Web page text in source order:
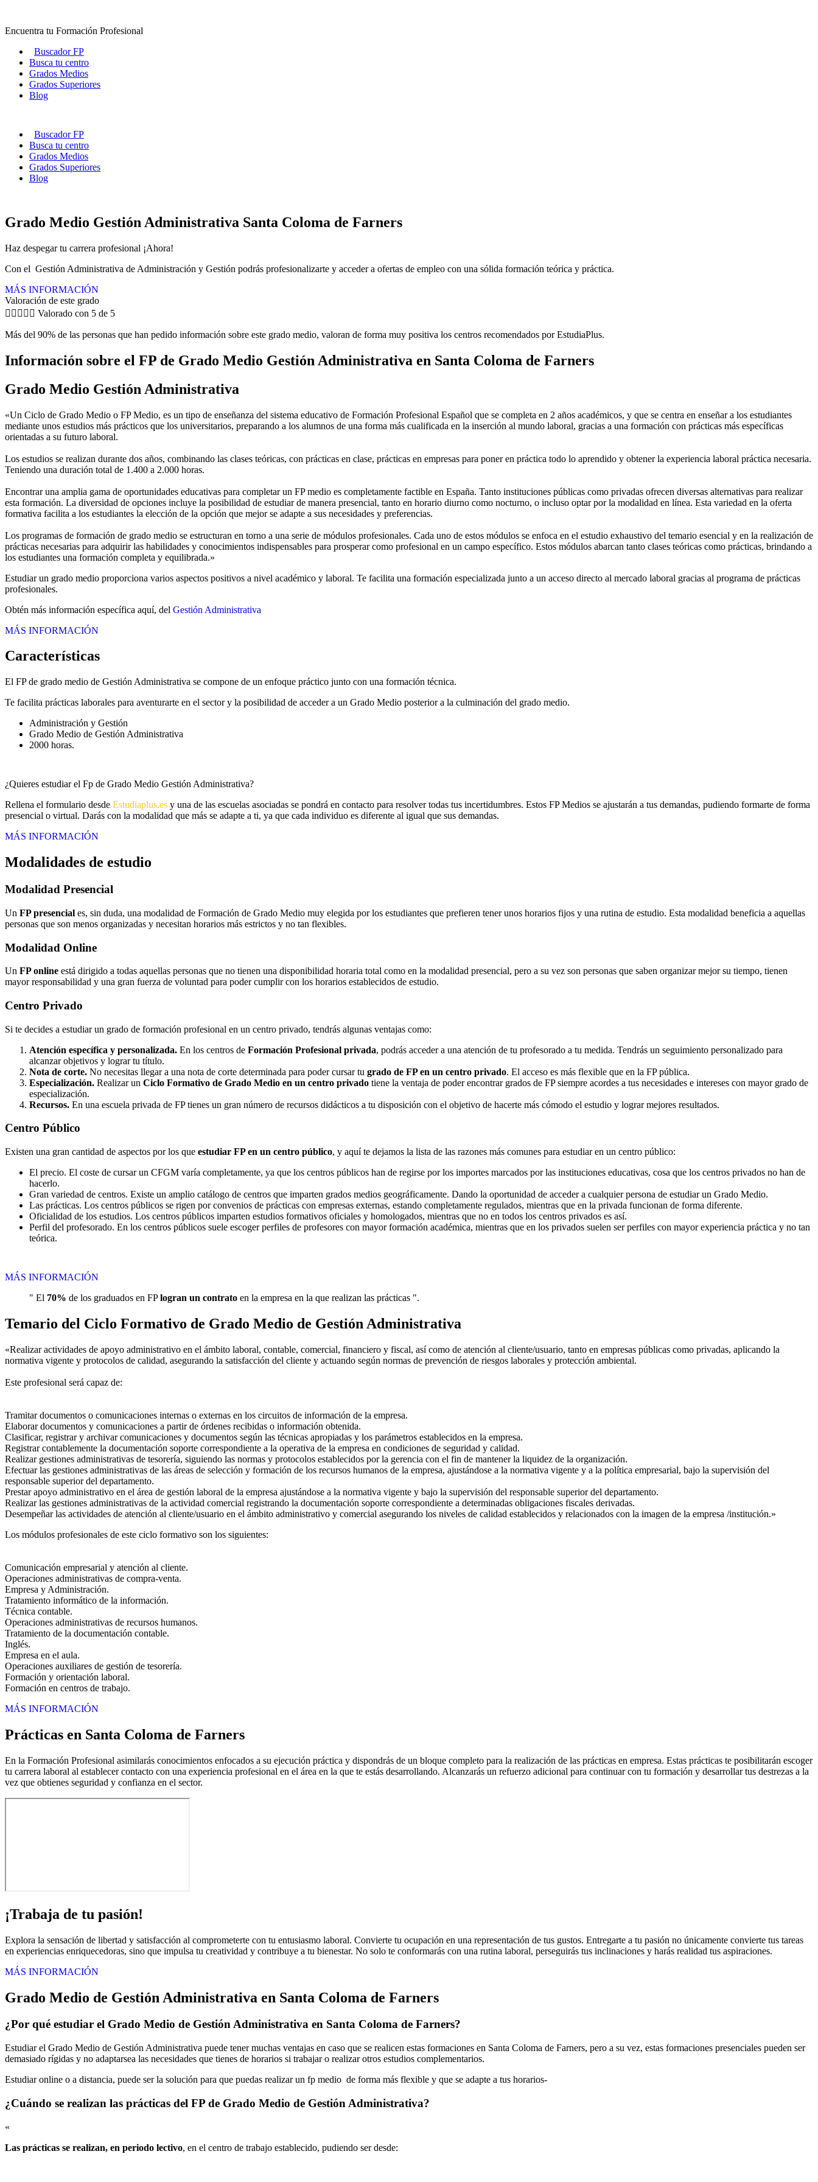
contenido
Encuentra tu Formación Profesional
Buscador FP
Busca tu centro
Grados Medios
Grados Superiores
Blog
Buscador FP
Busca tu centro
Grados Medios
Grados Superiores
Blog
Grado Medio Gestión Administrativa Santa Coloma de Farners
Haz despegar tu carrera profesional ¡Ahora!
Con el Gestión Administrativa de Administración y Gestión podrás profesionalizarte y acceder a ofertas de empleo con una sólida formación teórica y práctica.
MÁS INFORMACIÓN
Valoración de este grado
     Valorado con 5 de 5
Más del 90% de las personas que han pedido información sobre este grado medio, valoran de forma muy positiva los centros recomendados por EstudiaPlus.
Información sobre el FP de Grado Medio Gestión Administrativa en Santa Coloma de Farners
Grado Medio Gestión Administrativa
«Un Ciclo de Grado Medio o FP Medio, es un tipo de enseñanza del sistema educativo de Formación Profesional Español que se completa en 2 años académicos, y que se centra en enseñar a los estudiantes
mediante unos estudios más prácticos que los universitarios, preparando a los alumnos de una forma más cualificada en la inserción al mundo laboral, gracias a una formación con prácticas más específicas
orientadas a su futuro laboral.
Los estudios se realizan durante dos años, combinando las clases teóricas, con prácticas en clase, prácticas en empresas para poner en práctica todo lo aprendido y obtener la experiencia laboral práctica necesaria.
Teniendo una duración total de 1.400 a 2.000 horas.
Encontrar una amplia gama de oportunidades educativas para completar un FP medio es completamente factible en España. Tanto instituciones públicas como privadas ofrecen diversas alternativas para realizar
esta formación. La diversidad de opciones incluye la posibilidad de estudiar de manera presencial, tanto en horario diurno como nocturno, o incluso optar por la modalidad en línea. Esta variedad en la oferta
formativa facilita a los estudiantes la elección de la opción que mejor se adapte a sus necesidades y preferencias.
Los programas de formación de grado medio se estructuran en torno a una serie de módulos profesionales. Cada uno de estos módulos se enfoca en el estudio exhaustivo del temario esencial y en la realización de
prácticas necesarias para adquirir las habilidades y conocimientos indispensables para prosperar como profesional en un campo específico. Estos módulos abarcan tanto clases teóricas como prácticas, brindando a
los estudiantes una formación completa y equilibrada.»
Estudiar un grado medio proporciona varios aspectos positivos a nivel académico y laboral. Te facilita una formación especializada junto a un acceso directo al mercado laboral gracias al programa de prácticas
profesionales.
Obtén más información específica aquí, del Gestión Administrativa
MÁS INFORMACIÓN
Características
El FP de grado medio de Gestión Administrativa se compone de un enfoque práctico junto con una formación técnica.
Te facilita prácticas laborales para aventurarte en el sector y la posibilidad de acceder a un Grado Medio posterior a la culminación del grado medio.
Administración y Gestión
Grado Medio de Gestión Administrativa
2000 horas.
¿Quieres estudiar el Fp de Grado Medio Gestión Administrativa?
Rellena el formulario desde Estudiaplus.es y una de las escuelas asociadas se pondrá en contacto para resolver todas tus incertidumbres. Estos FP Medios se ajustarán a tus demandas, pudiendo formarte de forma
presencial o virtual. Darás con la modalidad que más se adapte a ti, ya que cada individuo es diferente al igual que sus demandas.
MÁS INFORMACIÓN
Modalidades de estudio
Modalidad Presencial
Un FP presencial es, sin duda, una modalidad de Formación de Grado Medio muy elegida por los estudiantes que prefieren tener unos horarios fijos y una rutina de estudio. Esta modalidad beneficia a aquellas
personas que son menos organizadas y necesitan horarios más estrictos y no tan flexibles.
Modalidad Online
Un FP online está dirigido a todas aquellas personas que no tienen una disponibilidad horaria total como en la modalidad presencial, pero a su vez son personas que saben organizar mejor su tiempo, tienen
mayor responsabilidad y una gran fuerza de voluntad para poder cumplir con los horarios establecidos de estudio.
Centro Privado
Si te decides a estudiar un grado de formación profesional en un centro privado, tendrás algunas ventajas como:
Atención específica y personalizada. En los centros de Formación Profesional privada, podrás acceder a una atención de tu profesorado a tu medida. Tendrás un seguimiento personalizado para
alcanzar objetivos y lograr tu título.
Nota de corte. No necesitas llegar a una nota de corte determinada para poder cursar tu grado de FP en un centro privado. El acceso es más flexible que en la FP pública.
Especialización. Realizar un Ciclo Formativo de Grado Medio en un centro privado tiene la ventaja de poder encontrar grados de FP siempre acordes a tus necesidades e intereses con mayor grado de
especialización.
Recursos. En una escuela privada de FP tienes un gran número de recursos didácticos a tu disposición con el objetivo de hacerte más cómodo el estudio y lograr mejores resultados.
Centro Público
Existen una gran cantidad de aspectos por los que estudiar FP en un centro público, y aquí te dejamos la lista de las razones más comunes para estudiar en un centro público:
El precio. El coste de cursar un CFGM varía completamente, ya que los centros públicos han de regirse por los importes marcados por las instituciones educativas, cosa que los centros privados no han de
hacerlo.
Gran variedad de centros. Existe un amplio catálogo de centros que imparten grados medios geográficamente. Dando la oportunidad de acceder a cualquier persona de estudiar un Grado Medio.
Las prácticas. Los centros públicos se rigen por convenios de prácticas con empresas externas, estando completamente regulados, mientras que en la privada funcionan de forma diferente.
Oficialidad de los estudios. Los centros públicos imparten estudios formativos oficiales y homologados, mientras que no en todos los centros privados es así.
Perfil del profesorado. En los centros públicos suele escoger perfiles de profesores con mayor formación académica, mientras que en los privados suelen ser perfiles con mayor experiencia práctica y no tan
teórica.
MÁS INFORMACIÓN
" El 70% de los graduados en FPlogran un contrato en la empresa en la que realizan las prácticas ".
Temario del Ciclo Formativo de Grado Medio de Gestión Administrativa
«Realizar actividades de apoyo administrativo en el ámbito laboral, contable, comercial, financiero y fiscal, así como de atención al cliente/usuario, tanto en empresas públicas como privadas, aplicando la
normativa vigente y protocolos de calidad, asegurando la satisfacción del cliente y actuando según normas de prevención de riesgos laborales y protección ambiental.
Este profesional será capaz de:
Tramitar documentos o comunicaciones internas o externas en los circuitos de información de la empresa.
Elaborar documentos y comunicaciones a partir de órdenes recibidas o información obtenida.
Clasificar, registrar y archivar comunicaciones y documentos según las técnicas apropiadas y los parámetros establecidos en la empresa.
Registrar contablemente la documentación soporte correspondiente a la operativa de la empresa en condiciones de seguridad y calidad.
Realizar gestiones administrativas de tesorería, siguiendo las normas y protocolos establecidos por la gerencia con el fin de mantener la liquidez de la organización.
Efectuar las gestiones administrativas de las áreas de selección y formación de los recursos humanos de la empresa, ajustándose a la normativa vigente y a la política empresarial, bajo la supervisión del
responsable superior del departamento.
Prestar apoyo administrativo en el área de gestión laboral de la empresa ajustándose a la normativa vigente y bajo la supervisión del responsable superior del departamento.
Realizar las gestiones administrativas de la actividad comercial registrando la documentación soporte correspondiente a determinadas obligaciones fiscales derivadas.
Desempeñar las actividades de atención al cliente/usuario en el ámbito administrativo y comercial asegurando los niveles de calidad establecidos y relacionados con la imagen de la empresa /institución.»
Los módulos profesionales de este ciclo formativo son los siguientes:
Comunicación empresarial y atención al cliente.
Operaciones administrativas de compra-venta.
Empresa y Administración.
Tratamiento informático de la información.
Técnica contable.
Operaciones administrativas de recursos humanos.
Tratamiento de la documentación contable.
Inglés.
Empresa en el aula.
Operaciones auxiliares de gestión de tesorería.
Formación y orientación laboral.
Formación en centros de trabajo.
MÁS INFORMACIÓN
Prácticas en Santa Coloma de Farners
En la Formación Profesional asimilarás conocimientos enfocados a su ejecución práctica y dispondrás de un bloque completo para la realización de las prácticas en empresa. Estas prácticas te posibilitarán escoger
tu carrera laboral al establecer contacto con una experiencia profesional en el área en la que te estás desarrollando. Alcanzarás un refuerzo adicional para continuar con tu formación y desarrollar tus destrezas a la
vez que obtienes seguridad y confianza en el sector.
¡Trabaja de tu pasión!
Explora la sensación de libertad y satisfacción al comprometerte con tu entusiasmo laboral. Convierte tu ocupación en una representación de tus gustos. Entregarte a tu pasión no únicamente convierte tus tareas
en experiencias enriquecedoras, sino que impulsa tu creatividad y contribuye a tu bienestar. No solo te conformarás con una rutina laboral, perseguirás tus inclinaciones y harás realidad tus aspiraciones.
MÁS INFORMACIÓN
Grado Medio de Gestión Administrativa en Santa Coloma de Farners
¿Por qué estudiar el Grado Medio de Gestión Administrativa en Santa Coloma de Farners?
Estudiar el Grado Medio de Gestión Administrativa puede tener muchas ventajas en caso que se realicen estas formaciones en Santa Coloma de Farners, pero a su vez, estas formaciones presenciales pueden ser
demasiado rígidas y no adaptarsea las necesidades que tienes de horarios si trabajar o realizar otros estudios complementarios.
Estudiar online o a distancia, puede ser la solución para que puedas realizar un fp medio de forma más flexible y que se adapte a tus horarios-
¿Cuándo se realizan las prácticas del FP de Grado Medio de Gestión Administrativa?
«
Las prácticas se realizan, en periodo lectivo, en el centro de trabajo establecido, pudiendo ser desde: